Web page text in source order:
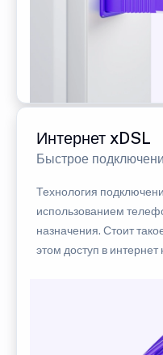
Интернет xDSL
Быстрое
Технология
использованием
назначения. Стоит
этом доступ в интернет